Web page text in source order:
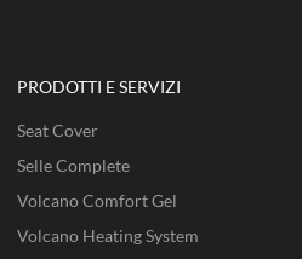
PRODOTTI E SERVIZI
Seat Cover
Selle Complete
Volcano Comfort Gel
Volcano Heating System